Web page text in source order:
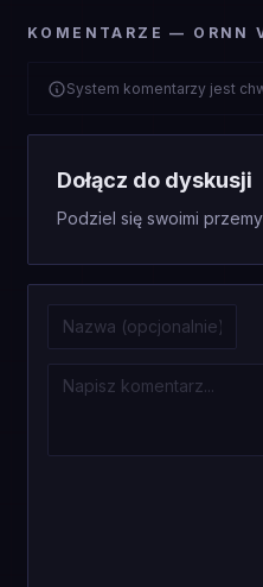
KOMENTARZE — ORNN
System komentarzy jest
Dołącz do dyskusji
Podziel się swoimi